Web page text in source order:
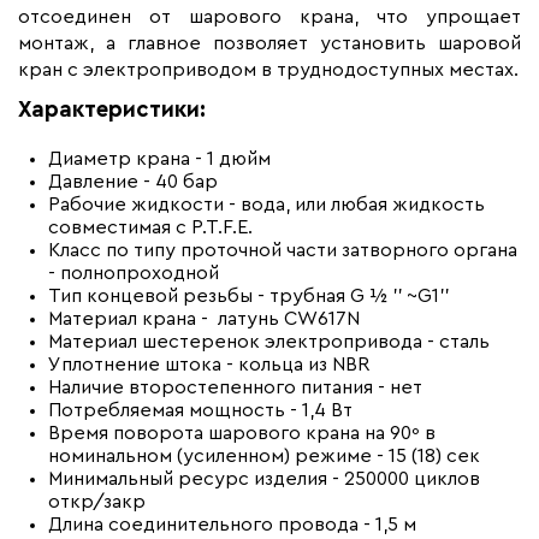
отсоединен от шарового крана, что упрощает
монтаж, а главное позволяет установить шаровой
кран с электроприводом в труднодоступных местах.
Характеристики:
Диаметр крана - 1 дюйм
Давление - 40 бар
Рабочие жидкости - вода, или любая жидкость
совместимая с P.T.F.E.
Класс по типу проточной части затворного органа
- полнопроходной
Тип концевой резьбы - трубная G ½ ’’ ~G1’’
Материал крана - латунь CW617N
Материал шестеренок электропривода - сталь
Уплотнение штока - кольца из NBR
Наличие второстепенного питания - нет
Потребляемая мощность - 1,4 Вт
Время поворота шарового крана на 90º в
номинальном (усиленном) режиме - 15 (18) сек
Минимальный ресурс изделия - 250000 циклов
откр/закр
Длина соединительного провода - 1,5 м